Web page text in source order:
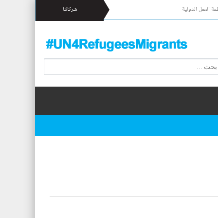
العمل الدولية شركائنا